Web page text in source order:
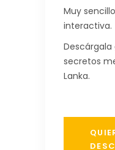
Muy
interactiva.
Descárgala
secretos
Lanka.